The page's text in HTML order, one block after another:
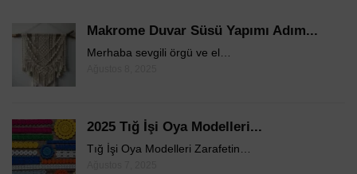
Makrome Duvar Süsü Yapımı Adım...
Merhaba sevgili örgü ve el…
2025 Tığ İşi Oya Modelleri...
Tığ İşi Oya Modelleri Zarafetin…